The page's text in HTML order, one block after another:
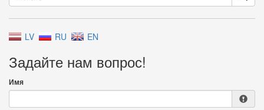
LV RU EN
Задайте нам вопрос!
Имя